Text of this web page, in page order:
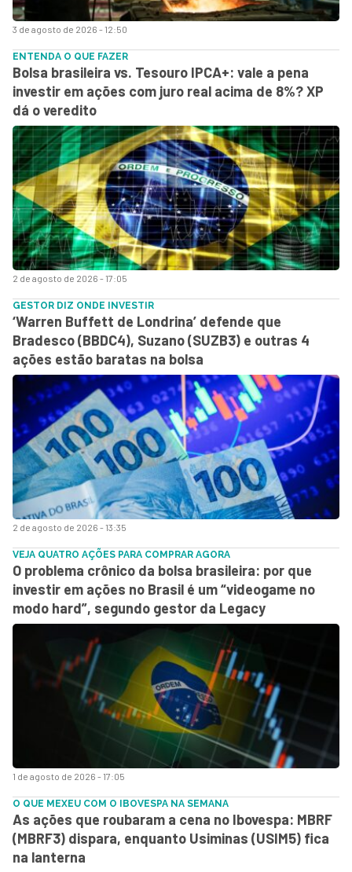
3 de agosto de 2026 - 12:50
2 de agosto de 2026 - 17:05
ENTENDA O QUE FAZER
Bolsa brasileira vs. Tesouro IPCA+: vale a pena
investir em ações com juro real acima de 8%? XP
dá o veredito
2 de agosto de 2026 - 13:35
GESTOR DIZ ONDE INVESTIR
‘Warren Buffett de Londrina’ defende que
Bradesco (BBDC4), Suzano (SUZB3) e outras 4
ações estão baratas na bolsa
1 de agosto de 2026 - 17:05
VEJA QUATRO AÇÕES PARA COMPRAR AGORA
O problema crônico da bolsa brasileira: por que
investir em ações no Brasil é um “videogame no
modo hard”, segundo gestor da Legacy
O QUE MEXEU COM O IBOVESPA NA SEMANA
As ações que roubaram a cena no Ibovespa: MBRF
(MBRF3) dispara, enquanto Usiminas (USIM5) fica
na lanterna